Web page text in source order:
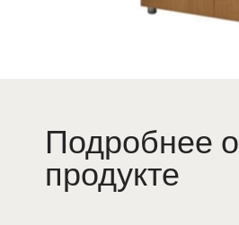
Подробнее о
продукте